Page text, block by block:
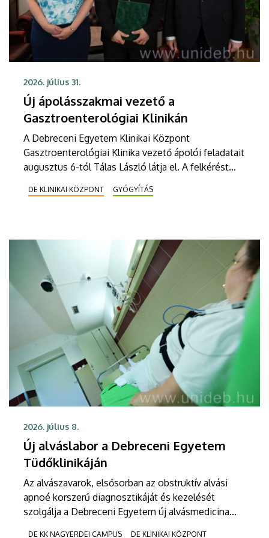
2026. július 31.
Új ápolásszakmai vezető a
Gasztroenterológiai Klinikán
A Debreceni Egyetem Klinikai Központ
Gasztroenterológiai Klinika vezető ápolói feladatait
augusztus 6-tól Tálas László látja el. A felkérést
elnöke, valamint Szőllősi Anna ápolási és
DE KLINIKAI KÖZPONT GYÓGYÍTÁS
2026. július 8.
Új alváslabor a Debreceni Egyetem
Tüdőklinikáján
Az alvászavarok, elsősorban az obstruktív alvási
apnoé korszerű diagnosztikáját és kezelését
szolgálja a Debreceni Egyetem új alvásmedicina
DE KK NAGYERDEI CAMPUS
DE KLINIKAI KÖZPONT